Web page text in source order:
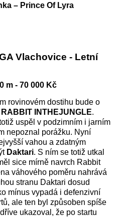
– Prince Of Lyra
Vlachovice - Letní
m - 70 000 Kč
rovinovém dostihu bude o
RABBIT INTHEJUNGLE.
uspěl v podzimním i jarním
nepoznal porážku. Nyní
vahou a zdatným
Daktari. S ním se totiž utkal
sice mírně navrch Rabbit
váhového poměru nahrává
stranu Daktari dosud
mínus vypadá i defenzivní
ale ten byl způsoben spíše
ukazoval, že po startu